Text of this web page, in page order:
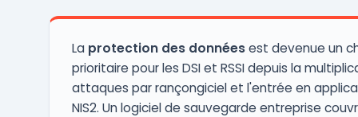
La protection des donnéesest devenue un
prioritaire pour les DSI et RSSI depuis la
attaques par rançongiciel et l'entrée en
NIS2. Un logiciel de sauvegarde entreprise